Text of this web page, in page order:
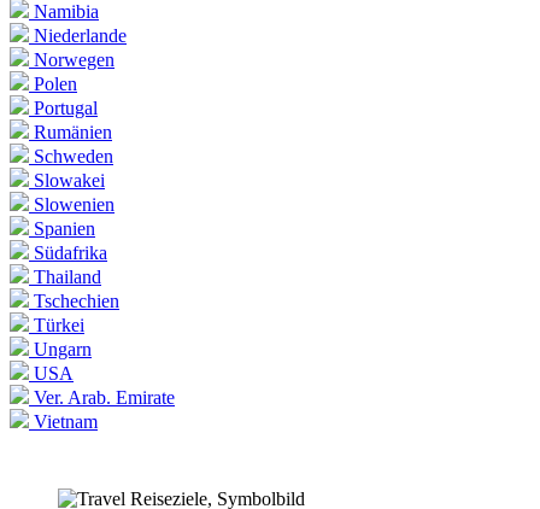
Namibia
Niederlande
Norwegen
Polen
Portugal
Rumänien
Schweden
Slowakei
Slowenien
Spanien
Südafrika
Thailand
Tschechien
Türkei
Ungarn
USA
Ver. Arab. Emirate
Vietnam